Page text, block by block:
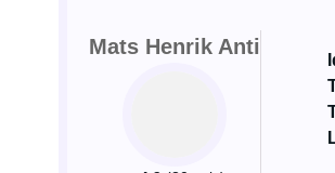
Mats Henrik Anti